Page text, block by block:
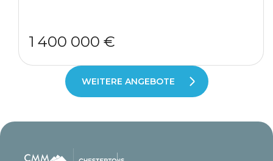
1 400 000 €
WEITERE ANGEBOTE